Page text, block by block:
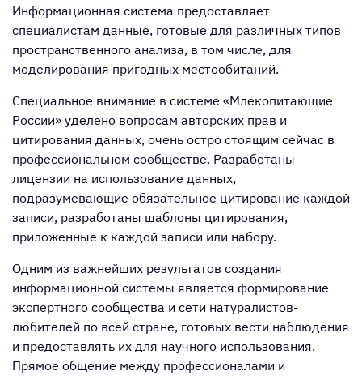
Информационная система предоставляет
специалистам данные, готовые для различных типов
пространственного анализа, в том числе, для
моделирования пригодных местообитаний.
Специальное внимание в системе «Млекопитающие
России» уделено вопросам авторских прав и
цитирования данных, очень остро стоящим сейчас в
профессиональном сообществе. Разработаны
лицензии на использование данных,
подразумевающие обязательное цитирование каждой
записи, разработаны шаблоны цитирования,
приложенные к каждой записи или набору.
Одним из важнейших результатов создания
информационной системы является формирование
экспертного сообщества и сети натуралистов-
любителей по всей стране, готовых вести наблюдения
и предоставлять их для научного использования.
Прямое общение между профессионалами и